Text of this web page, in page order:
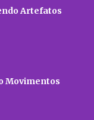
Artefatos
Movimentos